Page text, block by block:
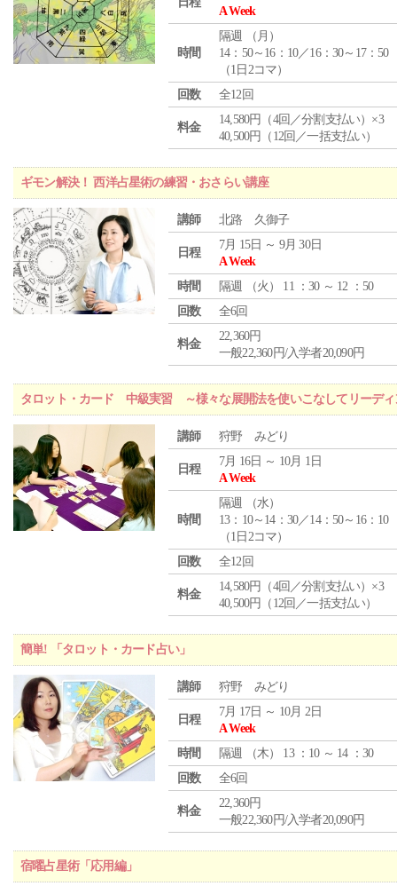
A Week
時間
隔週 （ 月 ）
14：50～16：10／16：30～17：50
（1日2コマ）
回数
全12回
料金
14,580円（4回／分割支払い）×3
40,500円（12回／一括支払い）
ギモン解決！ 西洋占星術の練習・おさらい講座
講師 北路 久御子
日程
7月 15日 ～ 9月 30日
A Week
時間
隔週 （火 ） 11 ：30 ～ 12 ：50
回数
全6回
料金
22,360円
一般22,360円/入学者20,090円
タロット・カード 中級実習 ～様々な展開法を使いこなしてリーディ
講師 狩野 みどり
日程
7月 16日 ～ 10月 1日
A Week
時間
隔週 （水）
13：10～14：30／14：50～16：10
（1日2コマ）
回数
全12回
料金
14,580円（4回／分割支払い）×3
40,500円（12回／一括支払い）
簡単! 「タロット・カード占い」
講師 狩野 みどり
日程
7月 17日 ～ 10月 2日
A Week
時間
隔週 （木） 13 ：10 ～ 14 ：30
回数
全6回
料金
22,360円
一般22,360円/入学者20,090円
宿曜占星術「応用編」